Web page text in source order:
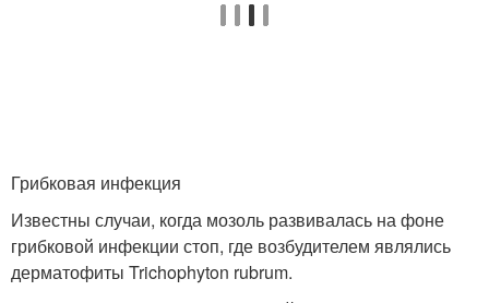
Грибковая инфекция
Известны случаи, когда мозоль развивалась на фоне
грибковой инфекции стоп, где возбудителем являлись
дерматофиты Trichophyton rubrum.